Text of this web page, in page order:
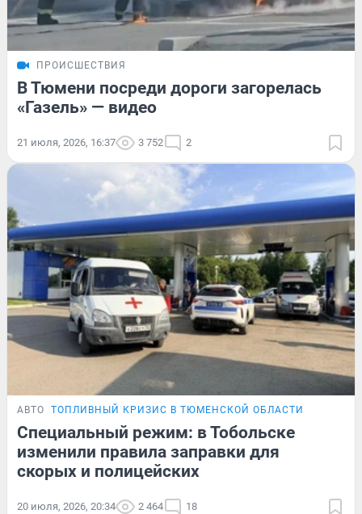
ПРОИСШЕСТВИЯ
В Тюмени посреди дороги загорелась
«Газель» — видео
21 июля, 2026, 16:37 3 752 2
АВТО ТОПЛИВНЫЙ КРИЗИС В ТЮМЕНСКОЙ ОБЛАСТИ
Специальный режим: в Тобольске
изменили правила заправки для
скорых и полицейских
20 июля, 2026, 20:34 2 464 18